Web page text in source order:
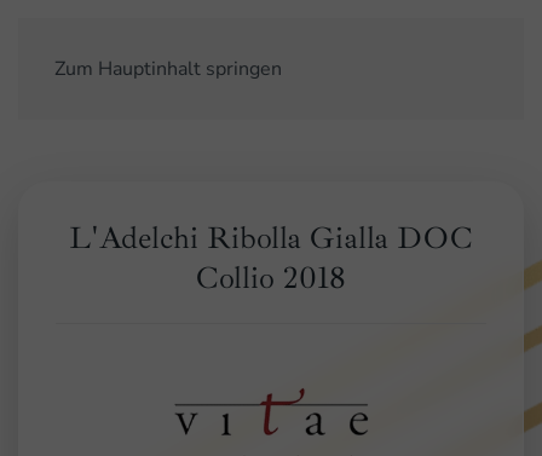
Zum Hauptinhalt springen
L'Adelchi Ribolla Gialla DOC
Collio 2018